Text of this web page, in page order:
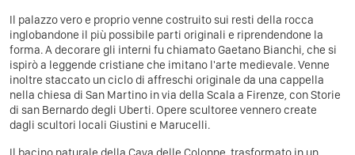
Il palazzo vero e proprio venne costruito sui resti della rocca
inglobandone il più possibile parti originali e riprendendone la
forma. A decorare gli interni fu chiamato Gaetano Bianchi, che si
ispirò a leggende cristiane che imitano l'arte medievale. Venne
inoltre staccato un ciclo di affreschi originale da una cappella
nella chiesa di San Martino in via della Scala a Firenze, con Storie
di san Bernardo degli Uberti. Opere scultoree vennero create
dagli scultori locali Giustini e Marucelli.